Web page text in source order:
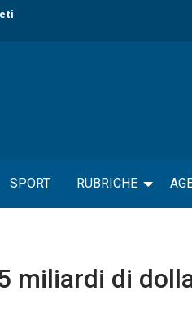
SPORT RUBRICHE
miliardi di